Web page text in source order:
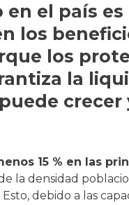
en el país
los
los
la
crecer
15 % en las
la densidad
Esto, debido a las